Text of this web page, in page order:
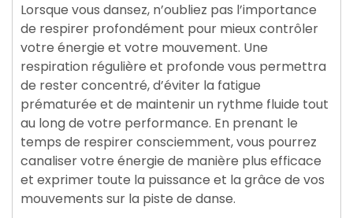
Lorsque vous dansez, n’oubliez pas l’importance
de respirer profondément pour mieux contrôler
votre énergie et votre mouvement. Une
respiration régulière et profonde vous permettra
de rester concentré, d’éviter la fatigue
prématurée et de maintenir un rythme fluide tout
au long de votre performance. En prenant le
temps de respirer consciemment, vous pourrez
canaliser votre énergie de manière plus efficace
et exprimer toute la puissance et la grâce de vos
mouvements sur la piste de danse.